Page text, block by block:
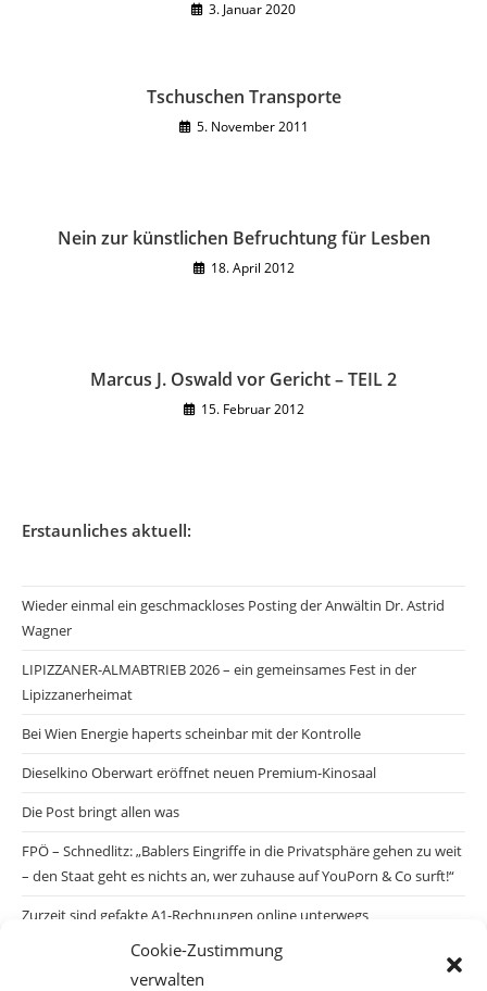
Cookie-Zustimmung
verwalten
3. Januar 2020
Tschuschen Transporte
5. November 2011
Nein zur künstlichen Befruchtung für Lesben
18. April 2012
Marcus J. Oswald vor Gericht – TEIL 2
15. Februar 2012
Erstaunliches aktuell:
Wieder einmal ein geschmackloses Posting der Anwältin Dr. Astrid
Wagner
LIPIZZANER-ALMABTRIEB 2026 – ein gemeinsames Fest in der
Lipizzanerheimat
Bei Wien Energie haperts scheinbar mit der Kontrolle
Dieselkino Oberwart eröffnet neuen Premium-Kinosaal
Die Post bringt allen was
FPÖ – Schnedlitz: „Bablers Eingriffe in die Privatsphäre gehen zu weit
– den Staat geht es nichts an, wer zuhause auf YouPorn & Co surft!“
Zurzeit sind gefakte A1-Rechnungen online unterwegs
Salzburgs Juden und ihre Sicherheit: „Erst nach einem Anschlag wäre
die Gefahr endlich konkret!“